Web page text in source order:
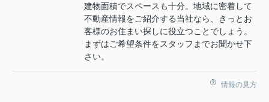
建物面積でスペースも十分。地域に密着して
不動産情報をご紹介する当社なら、きっとお
客様のお住まい探しに役立つことでしょう。
まずはご希望条件をスタッフまでお聞かせ下
さい。
情報の見方